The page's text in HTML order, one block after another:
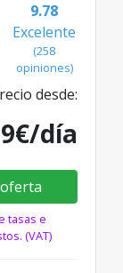
9.78
Excelente
(258
opiniones)
desde:
día
tasas e
(VAT)